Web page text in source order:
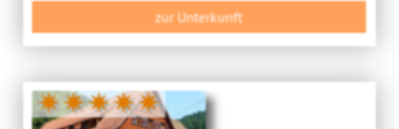
zur Unterkunft
✷✷✷✷✷